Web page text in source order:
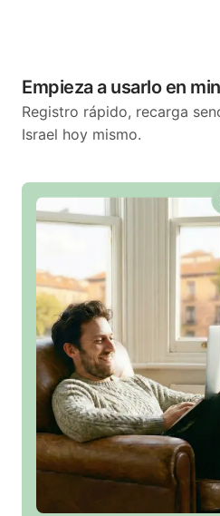
Empieza a usarlo en
Registro rápido, recarga
Israel hoy mismo.